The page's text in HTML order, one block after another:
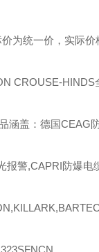
价为统一价，实际
CROUSE-HINDS
涵盖：德国CEAG
报警,CAPRI防爆